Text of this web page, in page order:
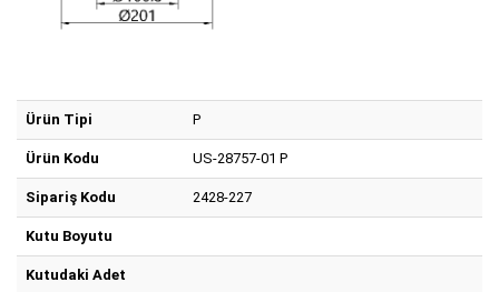
Ürün Tipi P
Ürün Kodu US-28757-01 P
Sipariş Kodu 2428-227
Kutu Boyutu
Kutudaki Adet